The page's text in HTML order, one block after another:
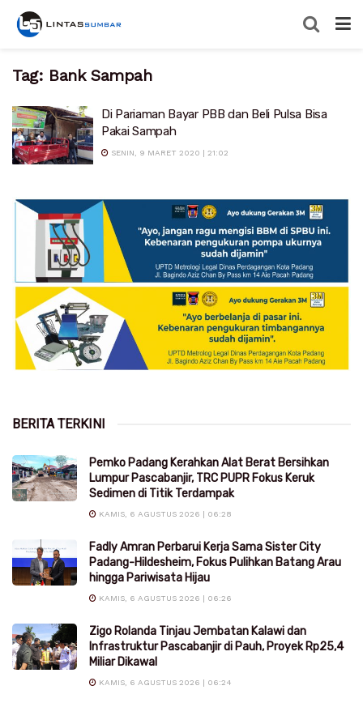
Tag: Bank Sampah
Di Pariaman Bayar PBB dan Beli Pulsa Bisa
Pakai Sampah
SENIN, 9 MARET 2020 | 21:02
BERITA TERKINI
Pemko Padang Kerahkan Alat Berat Bersihkan
Lumpur Pascabanjir, TRC PUPR Fokus Keruk
Sedimen di Titik Terdampak
KAMIS, 6 AGUSTUS 2026 | 06:28
Fadly Amran Perbarui Kerja Sama Sister City
Padang-Hildesheim, Fokus Pulihkan Batang Arau
hingga Pariwisata Hijau
KAMIS, 6 AGUSTUS 2026 | 06:26
Zigo Rolanda Tinjau Jembatan Kalawi dan
Infrastruktur Pascabanjir di Pauh, Proyek Rp25,4
Miliar Dikawal
KAMIS, 6 AGUSTUS 2026 | 06:24